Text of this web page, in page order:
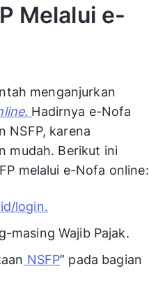
Melalui e-
menganjurkan
Hadirnya e-Nofa
NSFP, karena
mudah. Berikut ini
melalui e-Nofa online:
login.
masing Wajib Pajak.
NSFP” pada bagian